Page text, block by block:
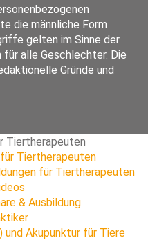
die männliche Form
gelten im Sinne der
alle Geschlechter. Die
Gründe und
Tiertherapeuten
Tiertherapeuten
für Tiertherapeuten
& Ausbildung
und Akupunktur für Tiere